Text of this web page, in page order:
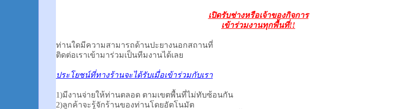
เปิดรับช่างหรือเจ้าของกิจการ
เข้าร่วมงานทุกพื้นที่!!
ท่านใดมีความสามารถด้านปะยางนอกสถานที่
ติดต่อเราเข้ามาร่วมเป็นทีมงานได้เลย
ประโยชน์ที่ทางร้านจะได้รับเมื่อเข้าร่วมกับเรา
1)มีงานจ่ายให้ท่านตลอด ตามเขตพื้นที่ไม่ทับซ้อนกัน
2)ลูกค้าจะรู้จักร้านของท่านโดยอัตโนมัต